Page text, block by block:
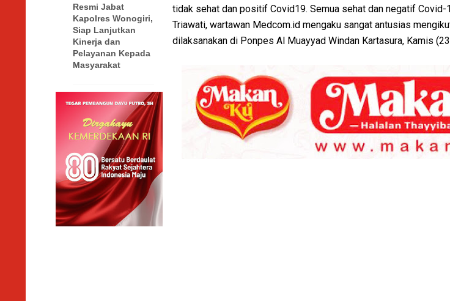
Resmi Jabat
Kapolres Wonogiri,
Siap Lanjutkan
Kinerja dan
Pelayanan Kepada
Masyarakat
tidak sehat dan positif Covid19. Semua sehat dan negatif Covid-
Triawati, wartawan Medcom.id mengaku sangat antusias
dilaksanakan di Ponpes Al Muayyad Windan Kartasura, Kamis